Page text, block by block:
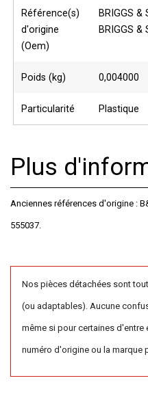
Référence(s)
d'origine
(Oem)
BRIGGS &
BRIGGS &
Poids (kg) 0,004000
Particularité Plastique
Plus
Anciennes références d'origine :
555037.
Nos pièces détachées sont
(ou adaptables). Aucune
même si pour certaines d'entre
numéro d'origine ou la marque